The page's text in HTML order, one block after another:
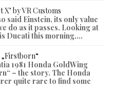
X’ by VR Customs
said Einstein, its only value
do as it passes. Looking at
Ducati this morning,...
1981 Honda GoldWing
– the story. The Honda
quite rare to find some